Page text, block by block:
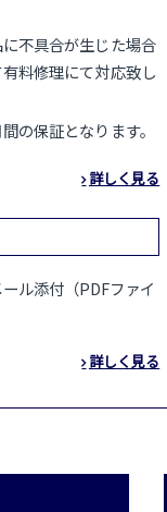
不具合が生じた場合
料修理にて対応致し
の保証となります。
詳しく見る
ル添付（PDFファイ
詳しく見る